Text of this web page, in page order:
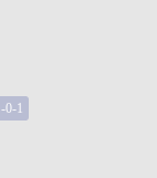
-0-1